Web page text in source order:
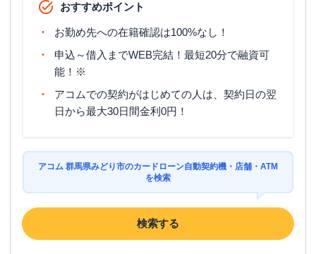
おすすめポイント
お勤め先への在籍確認は100%なし！
申込～借入までWEB完結！最短20分で融資可
能！※
アコムでの契約がはじめての人は、契約日の翌
日から最大30日間金利0円！
アコム 群馬県みどり市のカードローン自動契約機・店舗・ATM
を検索
検索する